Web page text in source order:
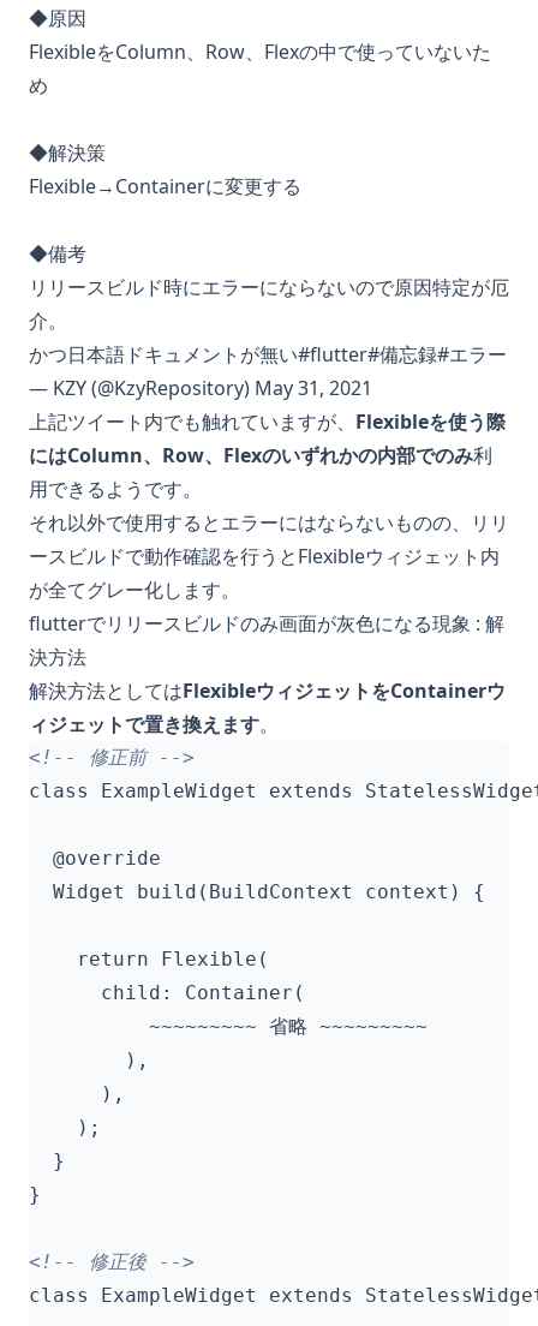
◆原因
FlexibleをColumn、Row、Flexの中で使っていないた
め
◆解決策
Flexible→Containerに変更する
◆備考
リリースビルド時にエラーにならないので原因特定が厄
介。
かつ日本語ドキュメントが無い#flutter#備忘録#エラー
— KZY (@KzyRepository) May 31, 2021
上記ツイート内でも触れていますが、 Flexibleを使う際
にはColumn、Row、Flexのいずれかの内部でのみ利
用できるようです。
それ以外で使用するとエラーにはならないものの、リリ
ースビルドで動作確認を行うとFlexibleウィジェット内
が全てグレー化します。
flutterでリリースビルドのみ画面が灰色になる現象 : 解
決方法
解決方法としてはFlexibleウィジェットをContainerウ
ィジェットで置き換えます。
<!-- 修正前 -->
<!-- 修正後 -->